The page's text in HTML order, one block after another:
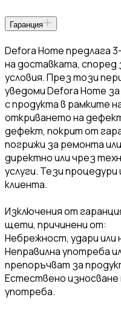
Гаранция
Defora Home предлага
на доставката,
условия. През този
уведоми Defora Home
с продукта в рамките
откриването на
дефект, покрит от
погрижи за ремонта
директно или чрез
услуги. Тези
клиента.
Изключения от
щети, причинени от:
Небрежност, удари или
Неправилна употреба
препоръчват за
Естествено износване
употреба.